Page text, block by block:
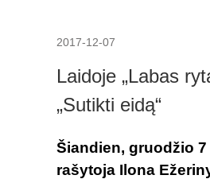
2017-12-07
Laidoje „Labas
„Sutikti eidą“
Šiandien, gruodžio
rašytoja Ilona